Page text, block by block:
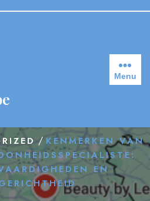
Menu
/ KENMERKEN VAN
EN